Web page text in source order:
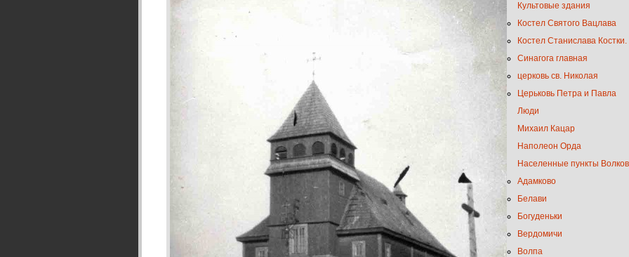
Культовые здания
Костел Святого Вацлава
Костел Станислава Костки.
Синагога главная
церковь св. Николая
Церьковь Петра и Павла
Люди
Михаил Кацар
Наполеон Орда
Населенные пункты
Адамково
Белави
Богуденьки
Вердомичи
Волпа